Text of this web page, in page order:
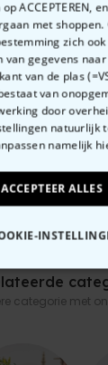
Sokken
€ 19,99
categorie met
Zin in
Ja, graag!
geen fan van
ACCEPTEREN,
met shoppen.
zich
van gegevens
van de plas
van
door
natuurlijk
namelijk
ACCEPTEER ALLES